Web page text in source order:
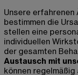
Unsere erfahrenen
bestimmen die
stellen eine
individuellen
der gesamten
Austausch mit
können regelmäßig